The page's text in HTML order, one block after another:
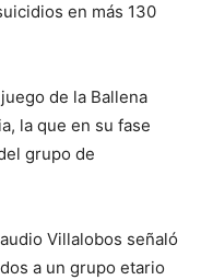
en más 130
de la Ballena
la que en su fase
grupo de
Villalobos señaló
a un grupo etario